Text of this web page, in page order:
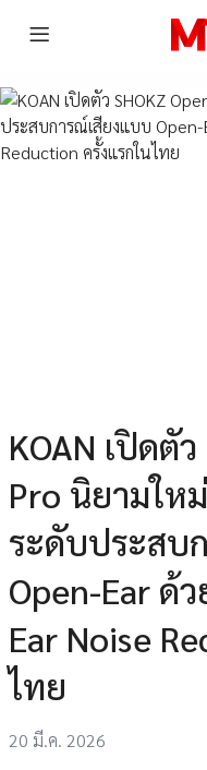
KOAN เปิดตั
Pro นิยามให
ระดับประสบ
Open-Ear ด้
Ear Noise
ไทย
20 มี.ค. 2026